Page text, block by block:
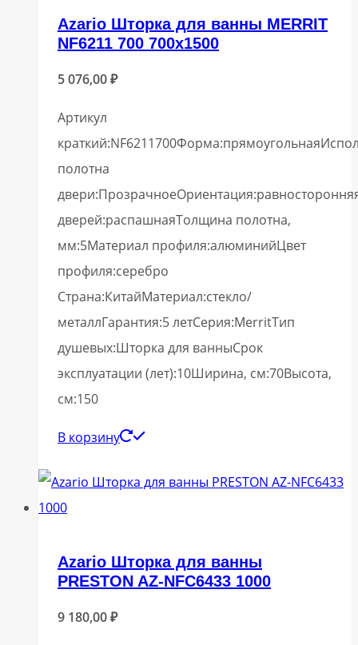
Azario Шторка для ванны MERRIT
NF6211 700 700х1500
5 076,00₽
Артикул
полотна
дверей:распашнаяТолщина полотна,
мм:5Материал профиля:алюминийЦвет
профиля:серебро
Страна:КитайМатериал:стекло/
металлГарантия:5 летСерия:MerritТип
душевых:Шторка для ванныСрок
эксплуатации (лет):10Ширина, см:70Высота,
см:150
В корзину
Azario Шторка для ванны
PRESTON AZ-NFC6433 1000
9 180,00₽